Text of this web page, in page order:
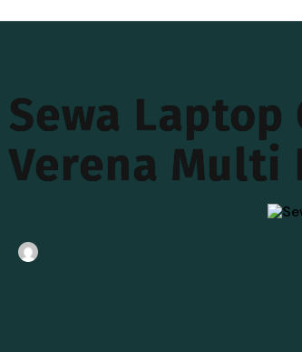
Sewa Laptop
Verena Multi